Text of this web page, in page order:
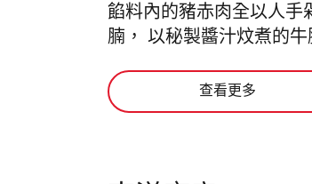
餡料內的豬赤肉全以人手
腩， 以秘製醬汁炆煮的
查看更多